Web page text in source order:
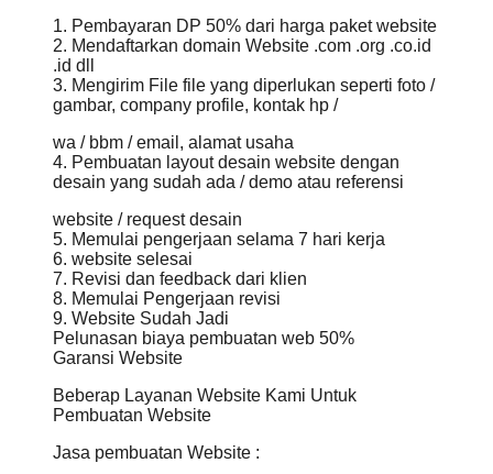
1. Pembayaran DP 50% dari harga paket website
2. Mendaftarkan domain Website .com .org .co.id
.id dll
3. Mengirim File file yang diperlukan seperti foto /
gambar, company profile, kontak hp /
wa / bbm / email, alamat usaha
4. Pembuatan layout desain website dengan
desain yang sudah ada / demo atau referensi
website / request desain
5. Memulai pengerjaan selama 7 hari kerja
6. website selesai
7. Revisi dan feedback dari klien
8. Memulai Pengerjaan revisi
9. Website Sudah Jadi
Pelunasan biaya pembuatan web 50%
Garansi Website
Beberap Layanan Website Kami Untuk
Pembuatan Website
Jasa pembuatan Website :